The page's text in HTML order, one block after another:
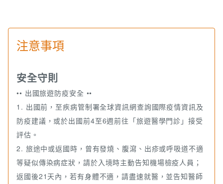
注意事項
安全守則
•• 出國旅遊防疫安全 ••
1. 出國前，至疾病管制署全球資訊網查詢國際疫情資訊及
防疫建議，或於出國前4至6週前往「旅遊醫學門診」接受
評估。
2. 旅途中或返國時，曾有發燒、腹瀉、出疹或呼吸道不適
等疑似傳染病症狀，請於入境時主動告知機場檢疫人員；
返國後21天內，若有身體不適，請盡速就醫，並告知醫師